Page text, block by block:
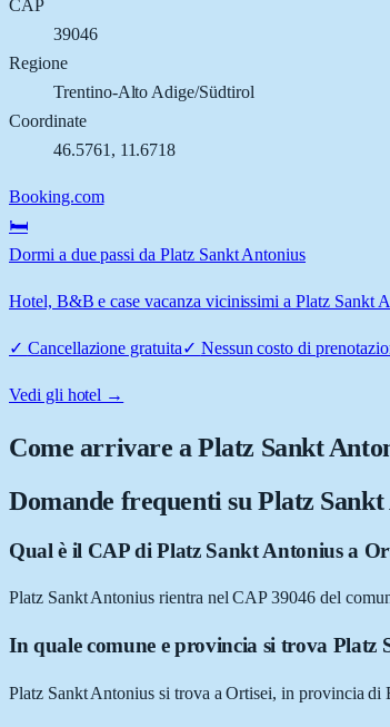
CAP
39046
Regione
Trentino-Alto Adige/Südtirol
Coordinate
46.5761 , 11.6718
Booking.com
🛏️
Dormi a due passi da Platz Sankt Antonius
Hotel, B&B e case vacanza vicinissimi a Platz Sankt
✓ Cancellazione gratuita✓ Nessun costo di
Vedi gli hotel →
Come arrivare aPlatz Sankt
Domande frequenti su Platz
Qual è il CAP di Platz Sankt Antonius a
Platz Sankt Antonius rientra nel CAP 39046 del
In quale comune e provincia si trova Platz
Platz Sankt Antonius si trova a Ortisei, in provincia